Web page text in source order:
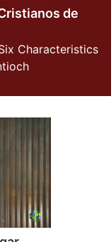
de
Characteristics